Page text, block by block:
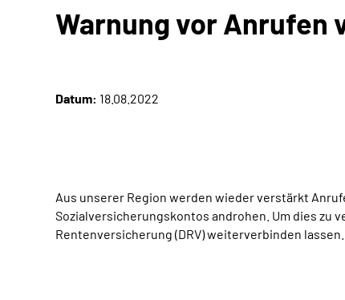
Warnung vor Anrufen
Datum: 18.08.2022
Aus unserer Region werden wieder verstärkt
Sozialversicherungskontos androhen. Um dies zu
Rentenversicherung (DRV) weiterverbinden lassen.